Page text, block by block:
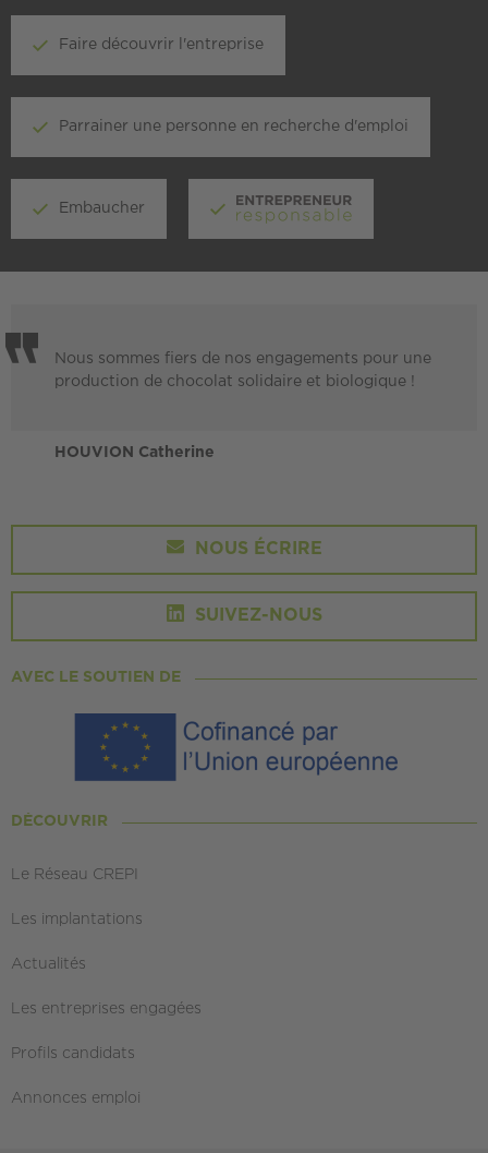
Faire découvrir l'entreprise
Parrainer une personne en recherche d'emploi
Embaucher
Nous sommes fiers de nos engagements pour une
production de chocolat solidaire et biologique !
HOUVION Catherine
NOUS ÉCRIRE
SUIVEZ-NOUS
AVEC LE SOUTIEN DE
DÉCOUVRIR
Le Réseau CREPI
Les implantations
Actualités
Les entreprises engagées
Profils candidats
Annonces emploi